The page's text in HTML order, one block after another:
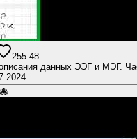
255:48
данных ЭЭГ и МЭГ.
🐙